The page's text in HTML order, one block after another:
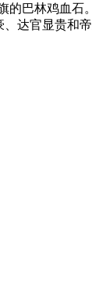
巴林鸡血
达官显贵和帝